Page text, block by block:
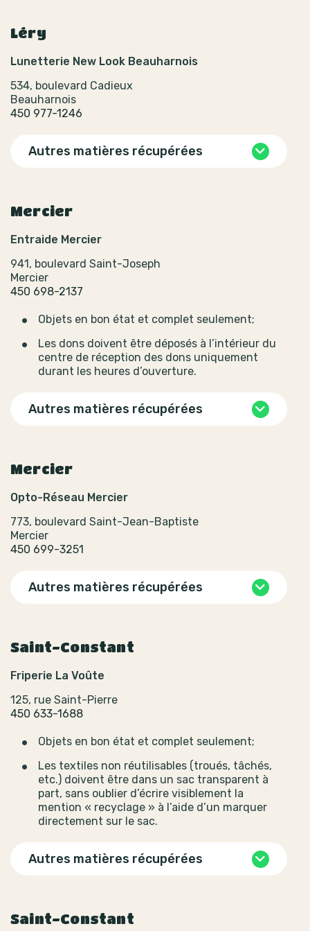
Léry
Lunetterie New Look Beauharnois
534, boulevard Cadieux
Beauharnois
450 977-1246
Autres matières récupérées
Mercier
Entraide Mercier
941, boulevard Saint-Joseph
Mercier
450 698-2137
Objets en bon état et complet seulement;
Les dons doivent être déposés à l’intérieur du
centre de réception des dons uniquement
durant les heures d’ouverture.
Autres matières récupérées
Mercier
Opto-Réseau Mercier
773, boulevard Saint-Jean-Baptiste
Mercier
450 699-3251
Autres matières récupérées
Saint-Constant
Friperie La Voûte
125, rue Saint-Pierre
450 633-1688
Objets en bon état et complet seulement;
Les textiles non réutilisables (troués, tâchés,
etc.) doivent être dans un sac transparent à
part, sans oublier d’écrire visiblement la
mention « recyclage » à l’aide d’un marquer
directement sur le sac.
Autres matières récupérées
Saint-Constant